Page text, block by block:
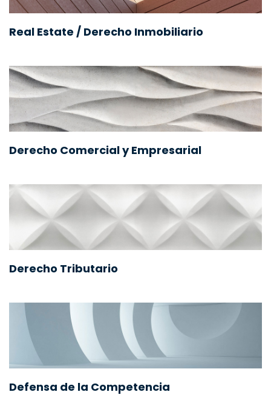
Real Estate / Derecho Inmobiliario
Derecho Comercial y Empresarial
Derecho Tributario
Defensa de la Competencia